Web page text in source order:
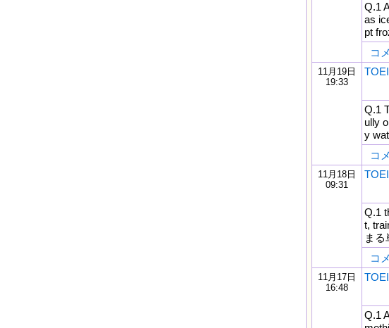
Q.1
as
pt
コ
11月19日
19:33
Q.1
ully
y
コ
11月18日
09:31
Q.1
t,
ま
コ
11月17日
16:48
Q.1